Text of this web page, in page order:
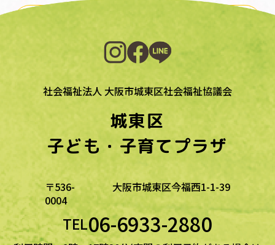
社会福祉法人 大阪市城東区社会福祉協議会
城東区
子ども・子育てプラザ
〒536-
0004
大阪市城東区今福西1-1-39
TEL06-6933-2880